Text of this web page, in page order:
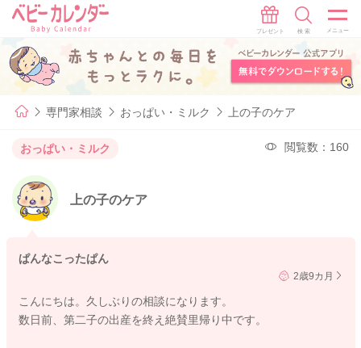
専門家相談 おっぱい・ミルク 上の子のケア
おっぱい・ミルク 閲覧数：160
上の子のケア
ぱんなこったぱん
2歳9カ月
こんにちは。久しぶりの相談になります。
数日前、第二子の出産を終え絶賛里帰り中です。